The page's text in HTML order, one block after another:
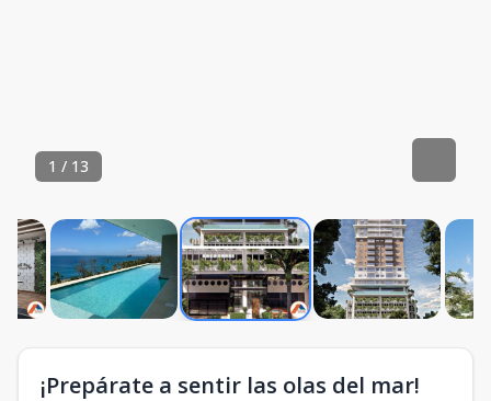
1 / 13
¡Prepárate a sentir las olas del mar!